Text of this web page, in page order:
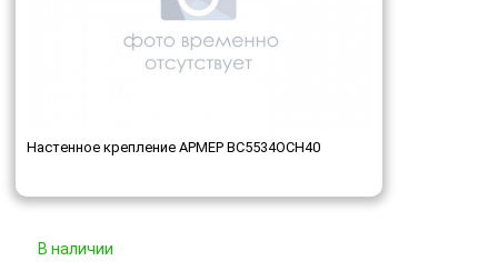
Настенное крепление АРМЕР ВС5534ОСН40
В наличии